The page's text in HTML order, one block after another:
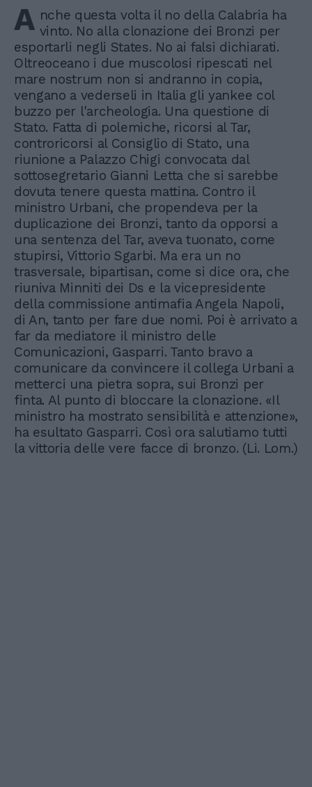
A nche questa volta il no della Calabria ha
vinto. No alla clonazione dei Bronzi per
esportarli negli States. No ai falsi dichiarati.
Oltreoceano i due muscolosi ripescati nel
mare nostrum non si andranno in copia,
vengano a vederseli in Italia gli yankee col
buzzo per l'archeologia. Una questione di
Stato. Fatta di polemiche, ricorsi al Tar,
controricorsi al Consiglio di Stato, una
riunione a Palazzo Chigi convocata dal
sottosegretario Gianni Letta che si sarebbe
dovuta tenere questa mattina. Contro il
ministro Urbani, che propendeva per la
duplicazione dei Bronzi, tanto da opporsi a
una sentenza del Tar, aveva tuonato, come
stupirsi, Vittorio Sgarbi. Ma era un no
trasversale, bipartisan, come si dice ora, che
riuniva Minniti dei Ds e la vicepresidente
della commissione antimafia Angela Napoli,
di An, tanto per fare due nomi. Poi è arrivato a
far da mediatore il ministro delle
Comunicazioni, Gasparri. Tanto bravo a
comunicare da convincere il collega Urbani a
metterci una pietra sopra, sui Bronzi per
finta. Al punto di bloccare la clonazione. «Il
ministro ha mostrato sensibilità e attenzione»,
ha esultato Gasparri. Così ora salutiamo tutti
la vittoria delle vere facce di bronzo. (Li. Lom.)